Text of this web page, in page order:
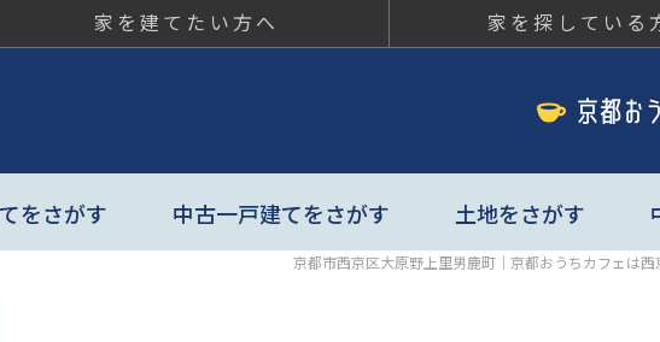
家を建てたい方へ 家を探している
をさがす 中古一戸建てをさがす 土地をさがす
京都市西京区大原野上里男鹿町｜京都おうちカフェは